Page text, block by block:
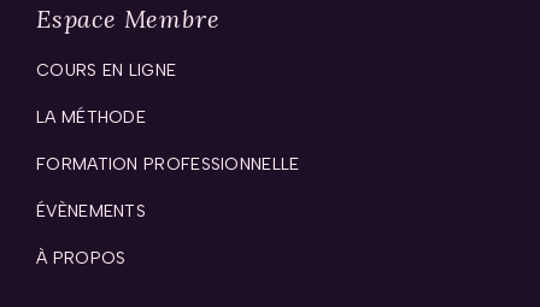
Espace Membre
COURS EN LIGNE
LA MÉTHODE
FORMATION PROFESSIONNELLE
ÉVÈNEMENTS
À PROPOS